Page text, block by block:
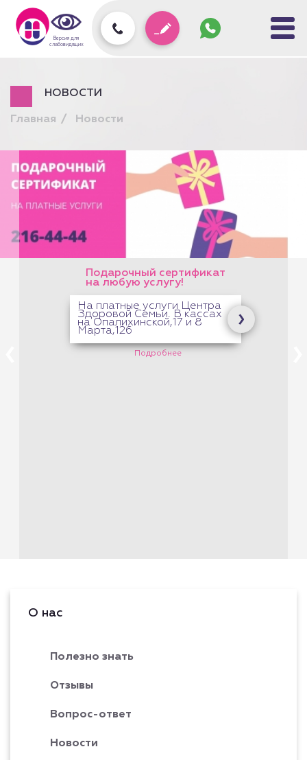
Версия для
слабовидящих
НОВОСТИ
Главная Новости
Подарочный сертификат
на любую услугу!
На платные услуги Центра
Здоровой Семьи. В кассах
на Опалихинской,17 и 8
Марта,126
Подробнее
О нас
Полезно знать
Отзывы
Вопрос-ответ
Новости